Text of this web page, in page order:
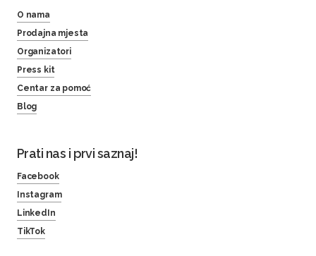
O nama
Prodajna mjesta
Organizatori
Press kit
Centar za pomoć
Blog
Prati nas i prvi saznaj!
Facebook
Instagram
LinkedIn
TikTok